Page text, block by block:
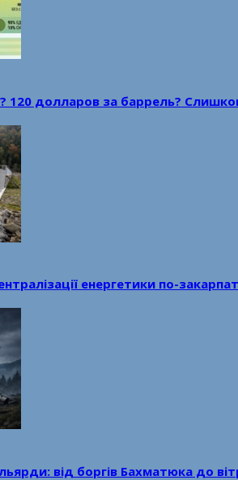
120 долларов за баррель?
енергетики по-
від боргів Бахматюка до